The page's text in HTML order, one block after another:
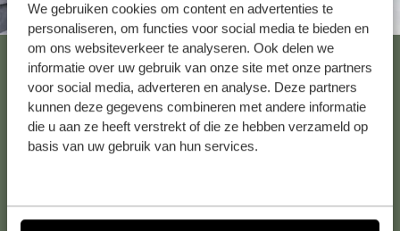
We gebruiken cookies om content en advertenties te
personaliseren, om functies voor social media te bieden en
om ons websiteverkeer te analyseren. Ook delen we
informatie over uw gebruik van onze site met onze partners
voor social media, adverteren en analyse. Deze partners
kunnen deze gegevens combineren met andere informatie
die u aan ze heeft verstrekt of die ze hebben verzameld op
basis van uw gebruik van hun services.
Altijd in de buurt
Bekijk alle 62 winkels
Klantenservice
meestgestelde vragen.